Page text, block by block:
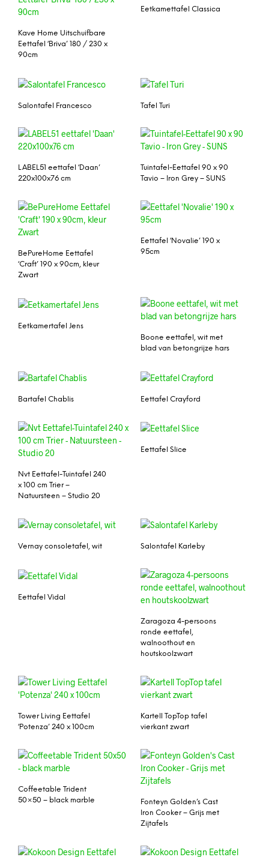
Kave Home Uitschuifbare
Eettafel ‘Briva’ 180 / 230 x
90cm
Eetkamettafel Classica
Salontafel Francesco Tafel Turi
LABEL51 eettafel ‘Daan’
220x100x76 cm
Tuintafel-Eettafel 90 x 90
Tavio – Iron Grey – SUNS
BePureHome Eettafel
‘Craft’ 190 x 90cm, kleur
Zwart
Eettafel ‘Novalie’ 190 x
95cm
Eetkamertafel Jens
Boone eettafel, wit met
blad van betongrijze hars
Bartafel Chablis Eettafel Crayford
Nvt Eettafel-Tuintafel 240
x 100 cm Trier –
Natuursteen – Studio 20
Eettafel Slice
Vernay consoletafel, wit Salontafel Karleby
Eettafel Vidal
Zaragoza 4-persoons
ronde eettafel,
walnoothout en
houtskoolzwart
Tower Living Eettafel
‘Potenza’ 240 x 100cm
Kartell TopTop tafel
vierkant zwart
Coffeetable Trident
50×50 – black marble
Fonteyn Golden’s Cast
Iron Cooker – Grijs met
Zijtafels